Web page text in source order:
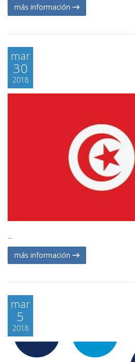
más información
mar
30
2018
...
más información
mar
5
2018